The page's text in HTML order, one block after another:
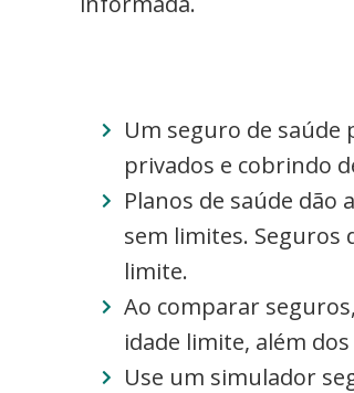
Um seguro de saúde
privados e cobrindo
Planos de saúde dão
sem limites. Seguros
limite.
Ao comparar
idade limite, além
Use um simulador